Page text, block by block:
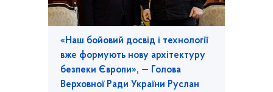
«Наш бойовий досвід і технології
вже формують нову архітектуру
безпеки Європи», — Голова
Верховної Ради України Руслан